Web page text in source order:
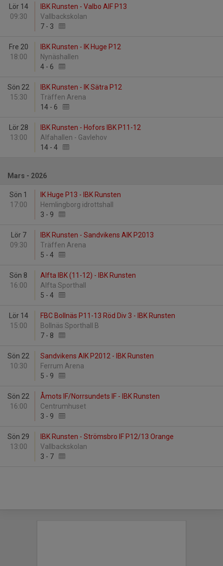
Lör 14
09:30
IBK Runsten - Valbo AIF P13
Vallbackskolan
7 - 3
Fre 20
18:00
IBK Runsten - IK Huge P12
Nynäshallen
4 - 6
Sön 22
15:30
IBK Runsten - IK Sätra P12
Träffen Arena
14 - 6
Lör 28
13:00
IBK Runsten - Hofors IBK P11-12
Alfahallen - Gavlehov
14 - 4
Mars - 2026
Sön 1
17:00
IK Huge P13 - IBK Runsten
Hemlingborg idrottshall
3 - 9
Lör 7
09:30
IBK Runsten - Sandvikens AIK P2013
Träffen Arena
5 - 4
Sön 8
16:00
Alfta IBK (11-12) - IBK Runsten
Alfta Sporthall
5 - 4
Lör 14
15:00
FBC Bollnäs P11-13 Röd Div 3 - IBK Runsten
Bollnäs Sporthall B
7 - 8
Sön 22
10:30
Sandvikens AIK P2012 - IBK Runsten
Ferrum Arena
5 - 9
Sön 22
16:00
Åmots IF/Norrsundets IF - IBK Runsten
Centrumhuset
3 - 9
Sön 29
13:00
IBK Runsten - Strömsbro IF P12/13 Orange
Vallbackskolan
3 - 7